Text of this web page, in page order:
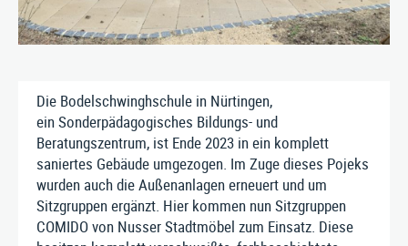
Die Bodelschwinghschule in Nürtingen,
ein Sonderpädagogisches Bildungs- und
Beratungszentrum, ist Ende 2023 in ein komplett
saniertes Gebäude umgezogen. Im Zuge dieses Pojeks
wurden auch die Außenanlagen erneuert und um
Sitzgruppen ergänzt. Hier kommen nun Sitzgruppen
COMIDO von Nusser Stadtmöbel zum Einsatz. Diese